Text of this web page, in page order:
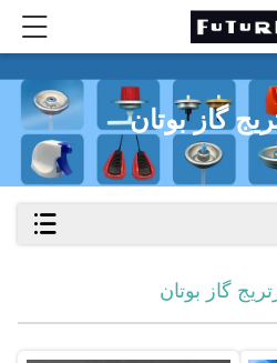
گاز بوتان
گاز بوتان